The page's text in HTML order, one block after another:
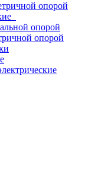
опорой
опорой
опорой